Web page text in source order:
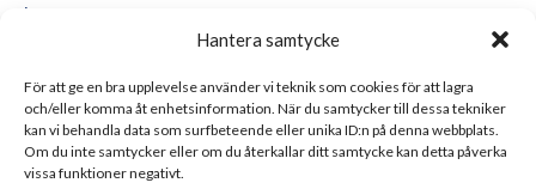
Hantera samtycke
För att ge en bra upplevelse använder vi teknik som cookies för att lagra
och/eller komma åt enhetsinformation. När du samtycker till dessa tekniker
kan vi behandla data som surfbeteende eller unika ID:n på denna webbplats.
Om du inte samtycker eller om du återkallar ditt samtycke kan detta påverka
vissa funktioner negativt.
konto
Sweden